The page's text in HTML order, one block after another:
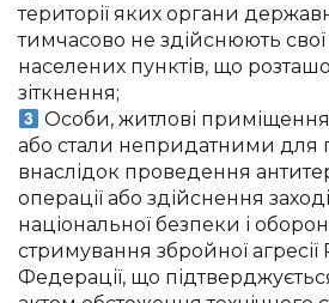
території яких органи
тимчасово не здійснюють
населених пунктів, що
зіткнення;
Особи, житлові
або стали непридатними для
внаслідок проведення
операції або здійснення
національної безпеки і
стримування збройної агресії
Федерації, що